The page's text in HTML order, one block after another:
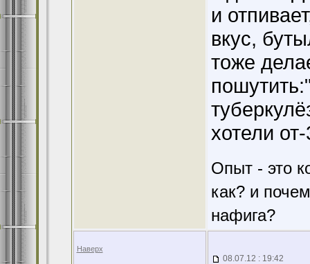
и
вкус,
тоже
хотели
Опыт - это
как? и
нафига?
Наверх
08.07.12 : 19:42